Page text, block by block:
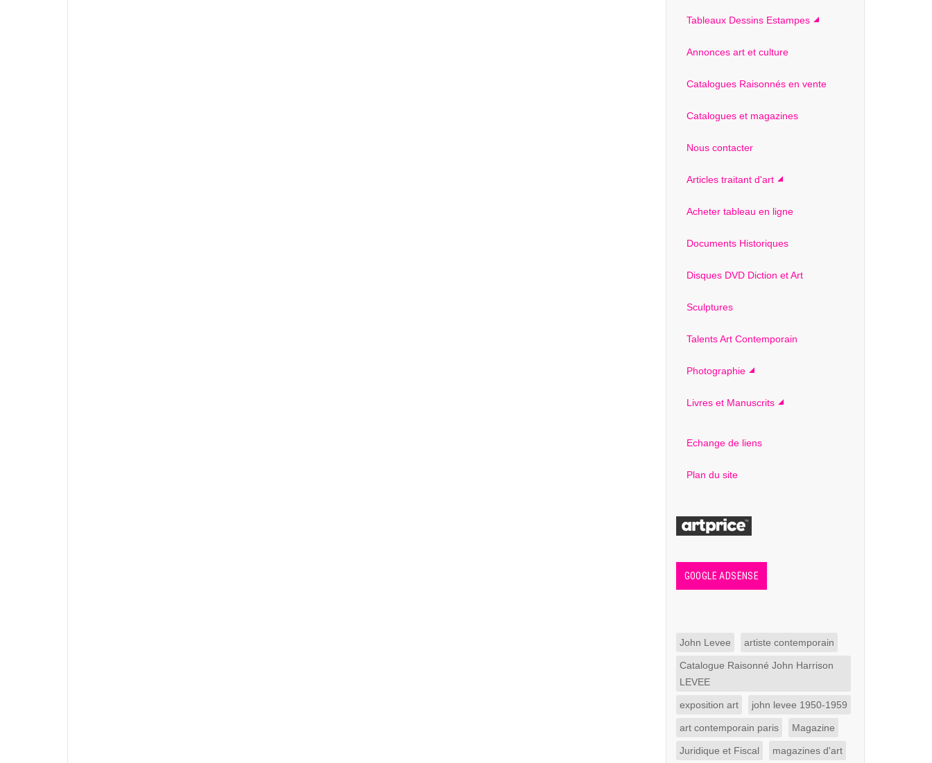
Tableaux Dessins Estampes
Annonces art et culture
Catalogues Raisonnés en vente
Catalogues et magazines
Nous contacter
Articles traitant d'art
Acheter tableau en ligne
Documents Historiques
Disques DVD Diction et Art
Sculptures
Talents Art Contemporain
Photographie
Livres et Manuscrits
Echange de liens
Plan du site
GOOGLE ADSENSE
John Levee artiste contemporain
Catalogue Raisonné John Harrison
LEVEE
exposition art john levee 1950-1959
art contemporain paris Magazine
Juridique et Fiscal magazines d'art